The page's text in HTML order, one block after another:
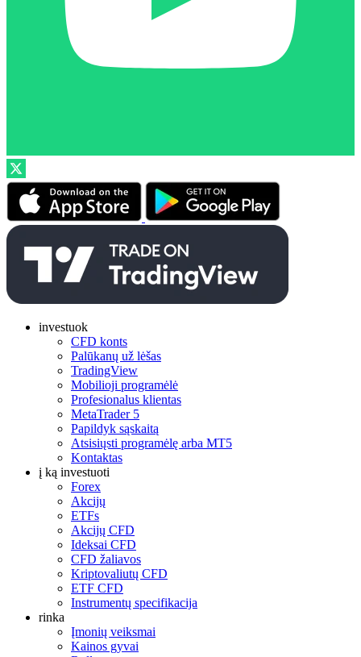
investuok
CFD konts
Palūkanų už lėšas
TradingView
Mobilioji programėlė
Profesionalus klientas
MetaTrader 5
Papildyk sąskaitą
Atsisiųsti programėlę arba MT5
Kontaktas
į ką investuoti
Forex
Akcijų
ETFs
Akcijų CFD
Ideksai CFD
CFD žaliavos
Kriptovaliutų CFD
ETF CFD
Instrumentų specifikacija
rinka
Įmonių veiksmai
Kainos gyvai